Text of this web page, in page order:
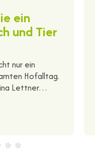
ein
und Tier
nur ein
Hofalltag.
Lettner…